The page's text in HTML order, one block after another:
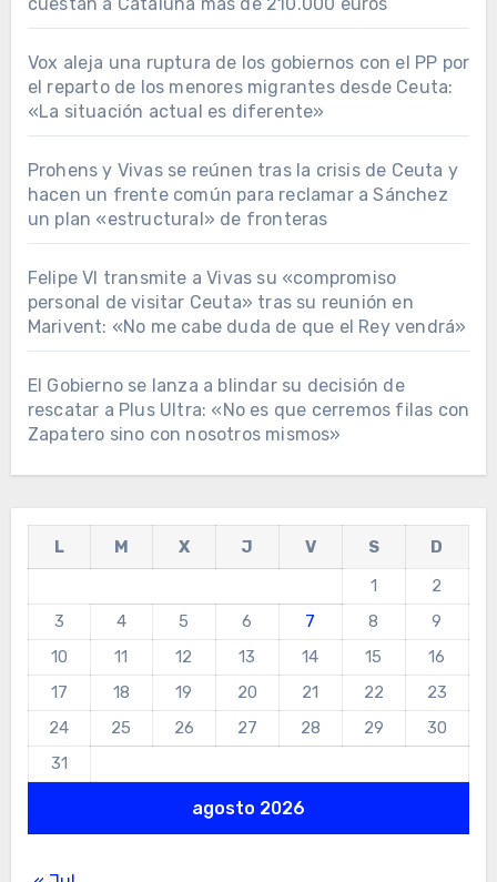
Vox aleja una ruptura de los gobiernos con el PP por
el reparto de los menores migrantes desde Ceuta:
«La situación actual es diferente»
Prohens y Vivas se reúnen tras la crisis de Ceuta y
hacen un frente común para reclamar a Sánchez
un plan «estructural» de fronteras
Felipe VI transmite a Vivas su «compromiso
personal de visitar Ceuta» tras su reunión en
Marivent: «No me cabe duda de que el Rey vendrá»
El Gobierno se lanza a blindar su decisión de
rescatar a Plus Ultra: «No es que cerremos filas con
Zapatero sino con nosotros mismos»
agosto 2026
L M X J V S
D
1
2
3
4 5 6 7 8
9
10
11 12 13 14 15
16
17
18 19 20 21 22
23
24
25 26 27 28 29
30
31